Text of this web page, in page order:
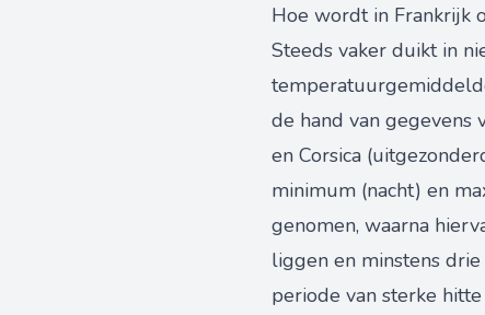
Hoe wordt in Frankrijk
Steeds vaker duikt in
de hand van gegevens
en Corsica
minimum (nacht) en
genomen, waarna
liggen en minstens
periode van sterke